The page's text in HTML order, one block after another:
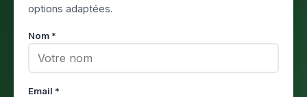
options adaptées.
Nom *
Email *